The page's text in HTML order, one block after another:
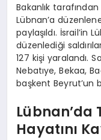
Bakanlık
Lübnan’a
paylaşıldı. İsrail’in
düzenlediği
127 kişi yaralandı.
Nebatıye, Bekaa,
başkent Beyrut’un
Lübnan’da
Hayatını